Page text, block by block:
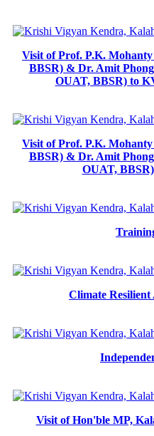
Visit of Prof. P.K.
BBSR) & Dr. Amit
OUAT, BBSR) to
Visit of Prof. P.K.
BBSR) & Dr. Amit
OUAT,
Climate
Visit of Hon'ble MP,